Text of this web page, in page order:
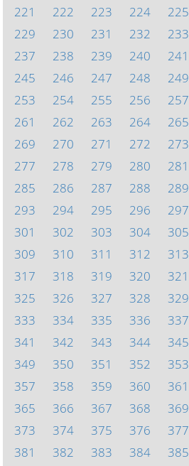
221
222 223 224 225
229
230 231 232 233
237
238 239 240 241
245
246 247 248 249
253
254 255 256 257
261
262 263 264 265
269
270 271 272 273
277
278 279 280 281
285
286 287 288 289
293
294 295 296 297
301
302 303 304 305
309
310 311 312 313
317
318 319 320 321
325
326 327 328 329
333
334 335 336 337
341
342 343 344 345
349
350 351 352 353
357
358 359 360 361
365
366 367 368 369
373
374 375 376 377
381
382 383 384 385